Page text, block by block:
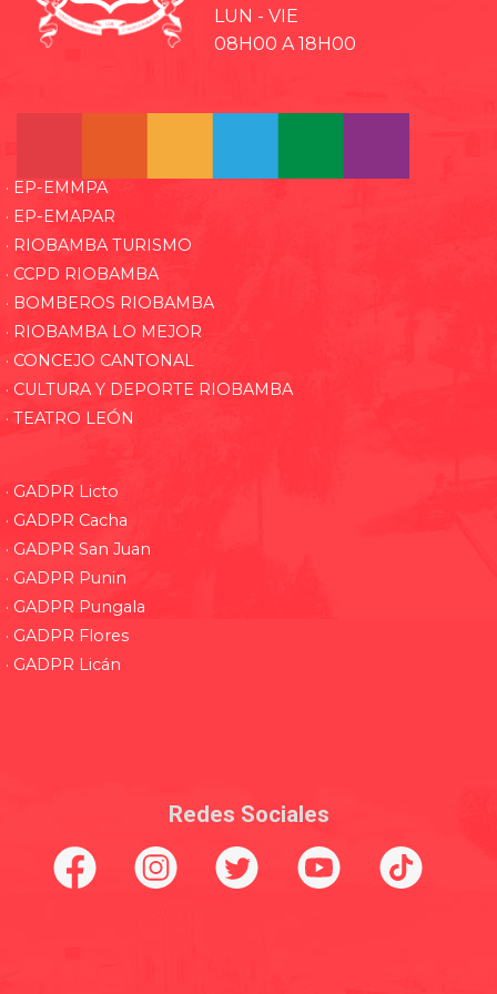
LUN - VIE
08H00 A 18H00
· EP-EMMPA
· EP-EMAPAR
· RIOBAMBA TURISMO
· CCPD RIOBAMBA
· BOMBEROS RIOBAMBA
· RIOBAMBA LO MEJOR
· CONCEJO CANTONAL
· CULTURA Y DEPORTE RIOBAMBA
· TEATRO LEÓN
· GADPR Licto
· GADPR Cacha
· GADPR San Juan
· GADPR Punin
· GADPR Pungala
· GADPR Flores
· GADPR Licán
Redes Sociales